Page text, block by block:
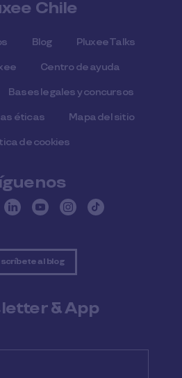
Chile
Blog Pluxee Talks
Centro de ayuda
Bases legales y concursos
éticas Mapa del sitio
de cookies
al blog
& App